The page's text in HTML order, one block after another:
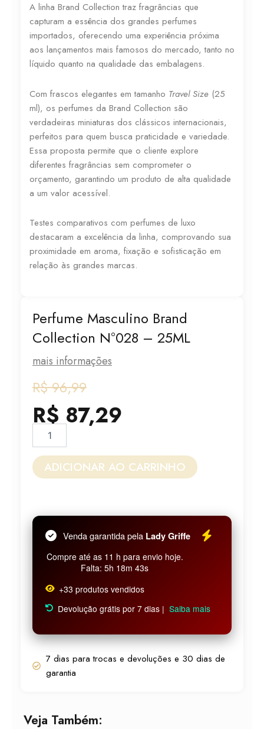
Perfume Masculino Brand
Collection N°028 – 25ML
mais informações
R$96,99
O
preço
original
era:
R$ 96,99.
R$ 87,29
O
preço
atual
é:
R$ 87,29.
Masculino
Collection
N°028
ADICIONAR AO CARRINHO
Venda garantida pela Lady Griffe
Compre até as 11 h para envio hoje.
Falta: 5h 18m 43s
+33 produtos vendidos
Devolução grátis por 7 dias | Saiba mais
7 dias para trocas e devoluções e 30 dias de
garantia
A linha Brand Collection traz fragrâncias que
capturam a essência dos grandes perfumes
importados, oferecendo uma experiência próxima
aos lançamentos mais famosos do mercado, tanto no
líquido quanto na qualidade das embalagens.
Com frascos elegantes em tamanho Travel Size (25
ml), os perfumes da Brand Collection são
verdadeiras miniaturas dos clássicos internacionais,
perfeitos para quem busca praticidade e variedade.
Essa proposta permite que o cliente explore
diferentes fragrâncias sem comprometer o
orçamento, garantindo um produto de alta qualidade
a um valor acessível.
Testes comparativos com perfumes de luxo
destacaram a excelência da linha, comprovando sua
proximidade em aroma, fixação e sofisticação em
relação às grandes marcas.
Veja Também: